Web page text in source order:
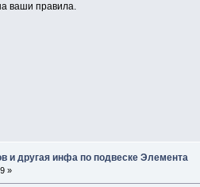
ваши правила.
и другая инфа по подвеске Элемента
»